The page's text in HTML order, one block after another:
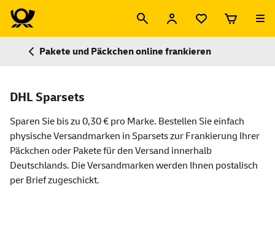
Pakete und Päckchen online frankieren
DHL Sparsets
Sparen Sie bis zu 0,30 € pro Marke. Bestellen Sie einfach
physische Versandmarken in Sparsets zur Frankierung Ihrer
Päckchen oder Pakete für den Versand innerhalb
Deutschlands. Die Versandmarken werden Ihnen postalisch
per Brief zugeschickt.